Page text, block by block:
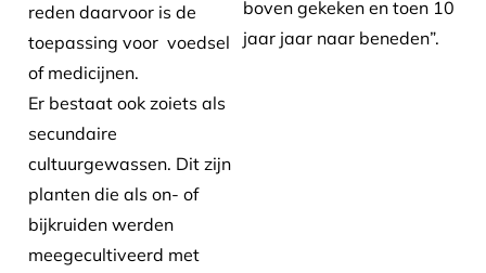
reden daarvoor is de
toepassing voor voedsel
of medicijnen.
Er bestaat ook zoiets als
secundaire
cultuurgewassen. Dit zijn
planten die als on- of
bijkruiden werden
meegecultiveerd met
boven gekeken en toen 10
jaar jaar naar beneden”.